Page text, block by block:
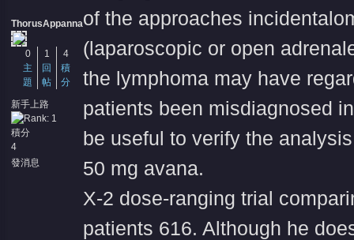
ThorusAppanna
0
主
題
1
回
帖
4
積
分
新手上路
積分
4
發消息
of the approaches
(laparoscopic or open
the lymphoma may have
patients been misdiagnosed
be useful to verify the
50 mg avana.
X-2 dose-ranging trial
patients 616. Although he